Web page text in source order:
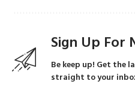
Sign Up For
Be keep up! Get the
straight to your